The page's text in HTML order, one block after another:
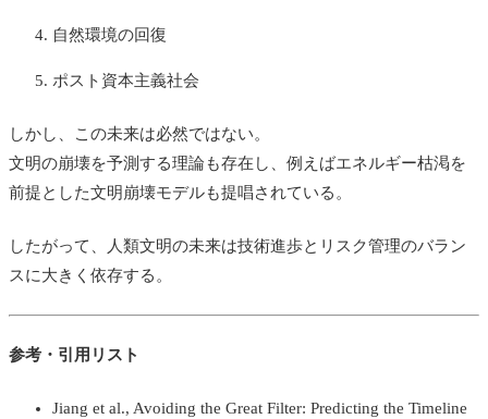
自然環境の回復
ポスト資本主義社会
しかし、この未来は必然ではない。
文明の崩壊を予測する理論も存在し、例えばエネルギー枯渇を
前提とした文明崩壊モデルも提唱されている。
したがって、人類文明の未来は技術進歩とリスク管理のバラン
スに大きく依存する。
参考・引用リスト
Jiang et al., Avoiding the Great Filter: Predicting the Timeline